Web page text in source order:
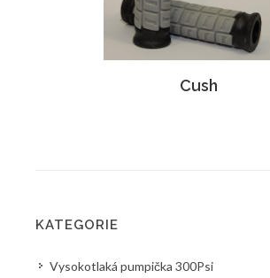
Cush
KATEGORIE
Vysokotlaká pumpička 300Psi